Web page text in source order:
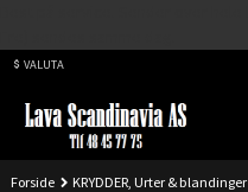
VALUTA
Forside KRYDDER, Urter & blandinger